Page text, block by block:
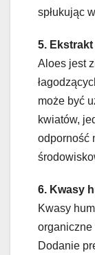
spłukując
5.
Aloes jest
może być
kwiatów,
odporność
6. Kwasy
Kwasy
organiczne
Dodanie